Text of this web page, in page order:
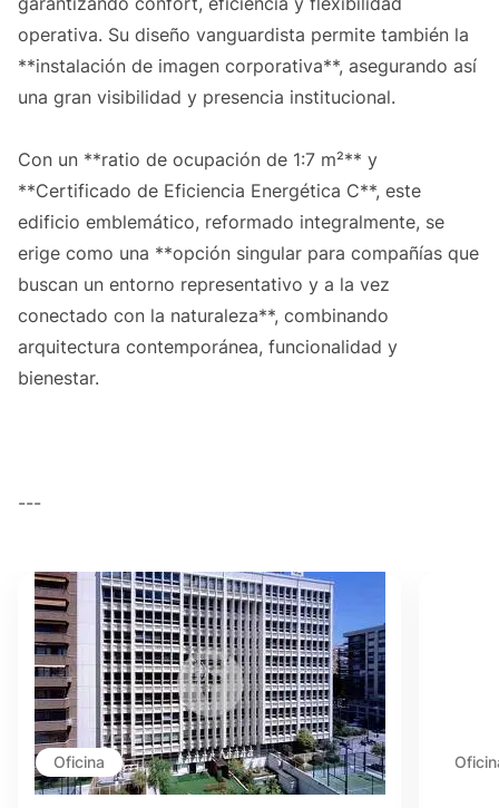
operativa. Su diseño vanguardista permite también la
**instalación de imagen corporativa**, asegurando así
una gran visibilidad y presencia institucional.
Con un **ratio de ocupación de 1:7 m²** y
**Certificado de Eficiencia Energética C**, este
edificio emblemático, reformado integralmente, se
erige como una **opción singular para compañías que
buscan un entorno representativo y a la vez
conectado con la naturaleza**, combinando
arquitectura contemporánea, funcionalidad y
bienestar.
---
Oficina